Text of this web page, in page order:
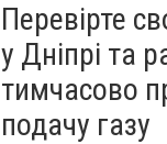
Перевірте
у Дніпрі та
тимчасово
подачу газу